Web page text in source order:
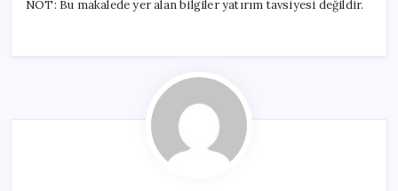
NOT: Bu makalede yer alan bilgiler yatırım tavsiyesi değildir.